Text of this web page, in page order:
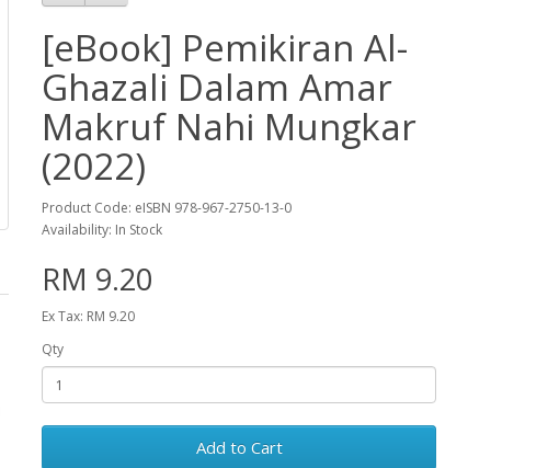
[eBook] Pemikiran Al-
Ghazali Dalam Amar
Makruf Nahi Mungkar
(2022)
Product Code: eISBN 978-967-2750-13-0
Availability: In Stock
RM 9.20
Ex Tax: RM 9.20
Qty
Add to Cart